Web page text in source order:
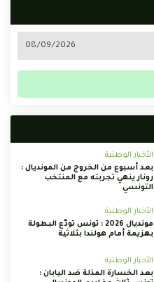
الأخبار الوطنية
بعد أسبوع من الخروج من المونديال :
رونار ينهي تجربته مع المنتخب
التونسي
الأخبار الوطنية
مونديال 2026 : تونس تودّع البطولة
بهزيمة أمام هولندا بثلاثية
الأخبار الوطنية
بعد الخسارة المذلة ضد اليابان :